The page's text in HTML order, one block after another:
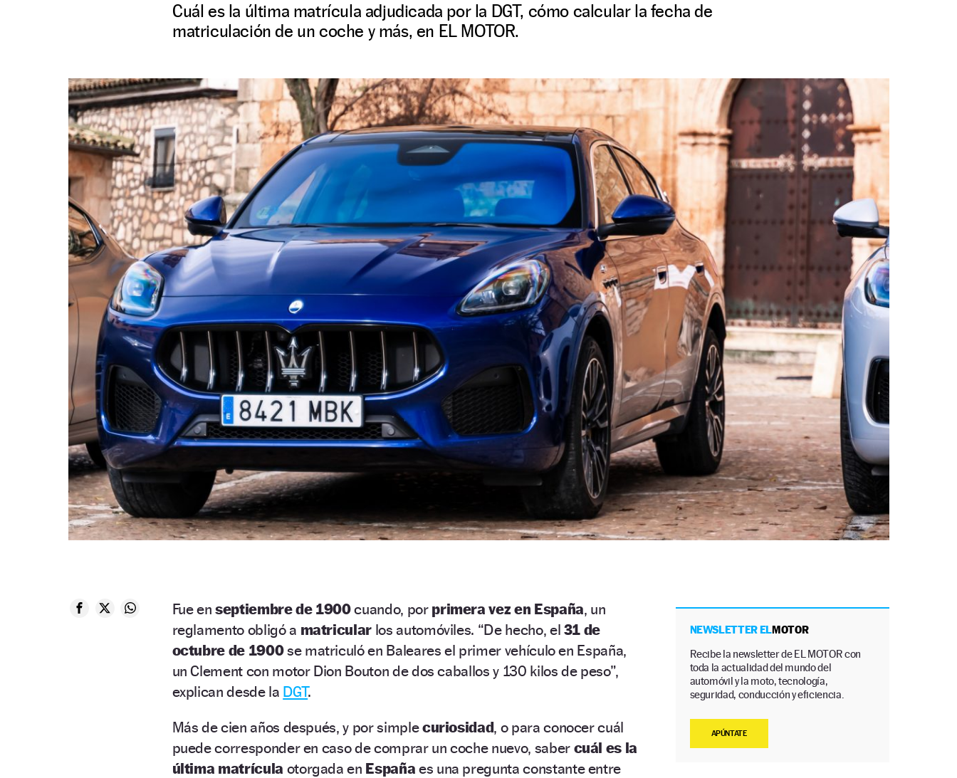
Cuál es la última matrícula adjudicada por la DGT, cómo calcular la fecha de
matriculación de un coche y más, en EL MOTOR.
Fue enseptiembre de 1900cuando, por primera vez en España, un
reglamento obligó a matricular los automóviles. “De hecho, el 31 de
octubre de 1900se matriculó en Baleares el primer vehículo en España,
un Clement con motor Dion Bouton de dos caballos y 130 kilos de peso”,
explican desde la DGT.
Más de cien años después, y por simplecuriosidad, o para conocer cuál
puede corresponder en caso de comprar un coche nuevo, sabercuál es la
última matrícula otorgada en España es una pregunta constante entre
NEWSLETTER ELMOTOR
Recibe la newsletter de EL MOTOR con
toda la actualidad del mundo del
automóvil y la moto, tecnología,
seguridad, conducción y eficiencia.
APÚNTATE